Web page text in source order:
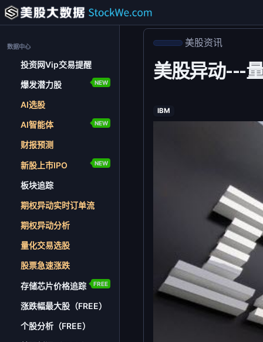
数据中心
投资网Vip交易提醒
爆发潜力股 NEW
AI选股
AI智能体 NEW
财报预测
新股上市IPO NEW
板块追踪
期权异动实时订单流
期权异动分析
量化交易选股
股票急速涨跌
存储芯片价格追踪 FREE
涨跌幅最大股（FREE）
个股分析（FREE）
美股资讯
美股异动---
IBM